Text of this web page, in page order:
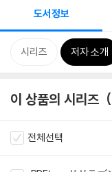
도서정보
시리즈 저자 소개
이 상품의 시리즈
전체선택